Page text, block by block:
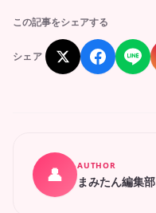
この記事をシェアする
シェア
👤 AUTHOR
まみたん編集部